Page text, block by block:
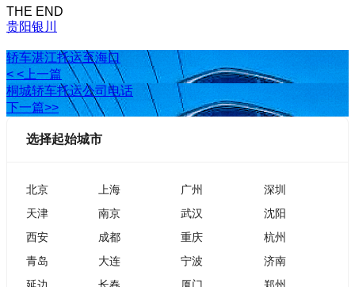
THE END
贵阳银川
轿车湛江托运至海口
< <上一篇
桐城轿车托运公司电话
下一篇>>
选择起始城市
北京 上海 广州
深圳
天津
南京 武汉
沈阳
西安
成都 重庆
杭州
青岛
大连 宁波
济南
延边
长春 厦门
郑州